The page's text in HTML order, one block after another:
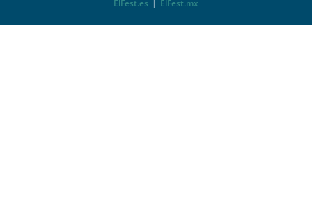
ElFest.es | ElFest.mx